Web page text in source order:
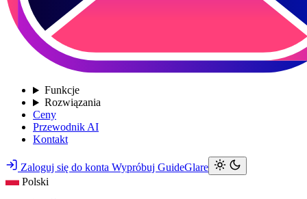
Funkcje
Rozwiązania
Ceny
Przewodnik AI
Kontakt
Zaloguj się do konta Wypróbuj GuideGlare
Polski